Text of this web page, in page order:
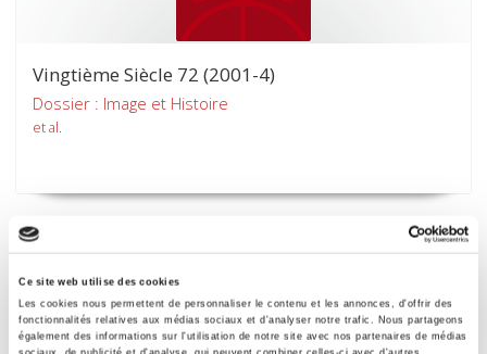
Ce site web utilise des cookies
Les cookies nous permettent de personnaliser le contenu et les annonces, d'offrir des
fonctionnalités relatives aux médias sociaux et d'analyser notre trafic. Nous partageons
également des informations sur l'utilisation de notre site avec nos partenaires de médias
Vingtième Siècle 72 (2001-4)
Dossier : Image et Histoire
et al.